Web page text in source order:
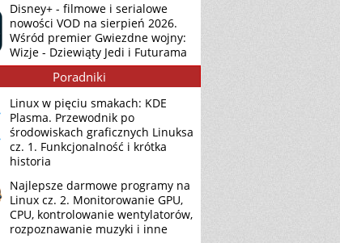
Disney+ - filmowe i serialowe
nowości VOD na sierpień 2026.
Wśród premier Gwiezdne wojny:
Wizje - Dziewiąty Jedi i Futurama
Poradniki
Linux w pięciu smakach: KDE
Plasma. Przewodnik po
środowiskach graficznych Linuksa
cz. 1. Funkcjonalność i krótka
historia
Najlepsze darmowe programy na
Linux cz. 2. Monitorowanie GPU,
CPU, kontrolowanie wentylatorów,
rozpoznawanie muzyki i inne